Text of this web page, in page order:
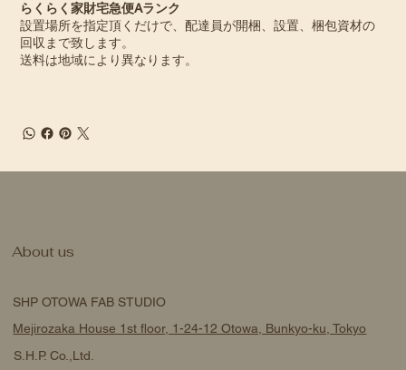
らくらく家財宅急便Aランク
設置場所を指定頂くだけで、配達員が開梱、設置、梱包資材の
回収まで致します。
送料は地域により異なります。
SHP OTOWA FAB STUDIO
Mejirozaka House 1st floor, 1-24-12 Otowa, Bunkyo-ku, Tokyo
S.H.P. Co.,Ltd.
About us